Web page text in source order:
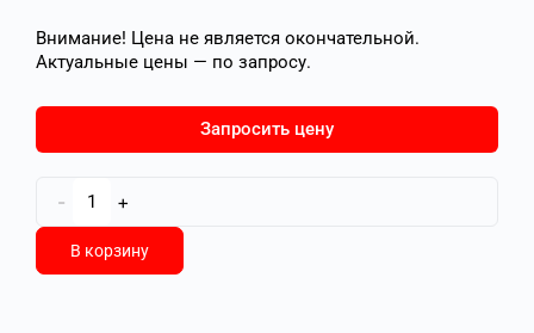
Внимание! Цена не является окончательной.
Актуальные цены — по запросу.
Запросить цену
- +
В корзину